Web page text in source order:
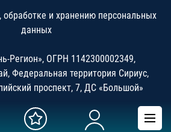
обработке и хранению персональных
данных
Регион», ОГРН 1142300002349,
Федеральная территория Сириус,
проспект, 7, ДС «Большой»